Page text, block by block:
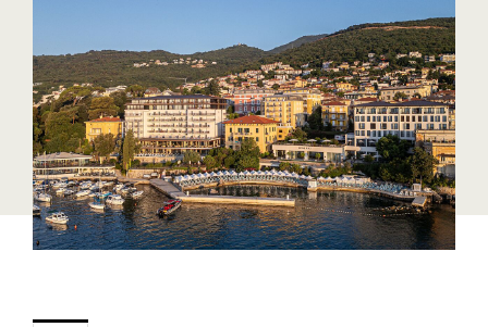
FRoSTA
FV Energierohstoff & Kraftstoff
Gardena
Gas Connect Austria
GBV - Verband gemeinnütziger
Bauvereinigungen